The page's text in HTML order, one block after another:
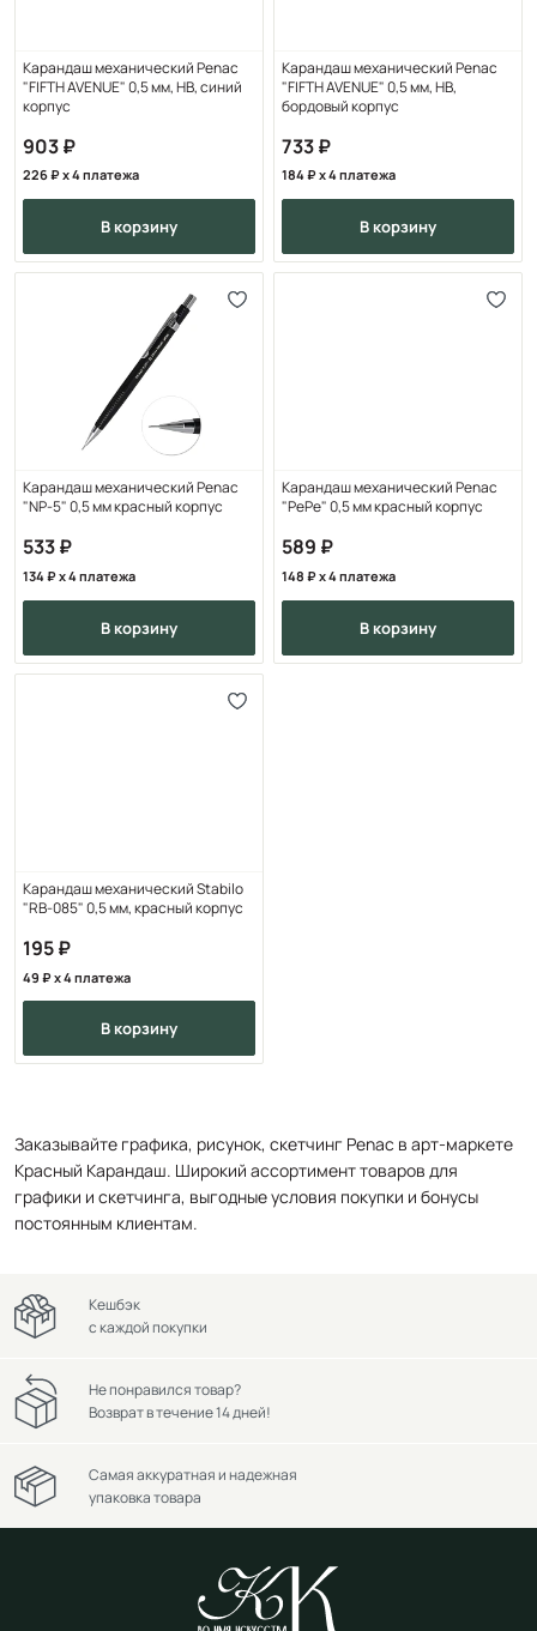
Карандаш механический Penac
"FIFTH AVENUE" 0,5 мм, HB, синий
корпус
903
226 x 4 платежа
в корзину
Карандаш механический Penac
"FIFTH AVENUE" 0,5 мм, HB,
бордовый корпус
733
184 x 4 платежа
в корзину
Карандаш механический Penac
"NP-5" 0,5 мм красный корпус
533
134 x 4 платежа
в корзину
Карандаш механический Penac
"PePe" 0,5 мм красный корпус
589
148 x 4 платежа
в корзину
Карандаш механический Stabilo
"RB-085" 0,5 мм, красный корпус
195
49 x 4 платежа
в корзину
Заказывайте графика, рисунок, скетчинг Penac в арт-маркете
Красный Карандаш. Широкий ассортимент товаров для
графики и скетчинга, выгодные условия покупки и бонусы
постоянным клиентам.
Кешбэк
с каждой покупки
Не понравился товар?
Возврат в течение 14 дней!
Самая аккуратная и надежная
упаковка товара